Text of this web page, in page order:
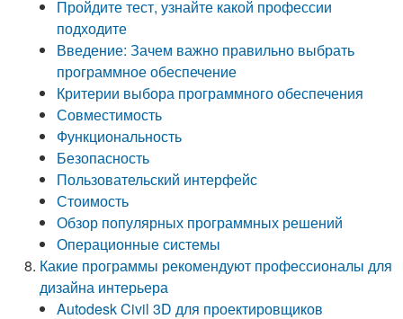
Пройдите тест, узнайте какой профессии
подходите
Введение: Зачем важно правильно выбрать
программное обеспечение
Критерии выбора программного обеспечения
Совместимость
Функциональность
Безопасность
Пользовательский интерфейс
Стоимость
Обзор популярных программных решений
Операционные системы
Какие программы рекомендуют профессионалы для
дизайна интерьера
Autodesk Civil 3D для проектировщиков